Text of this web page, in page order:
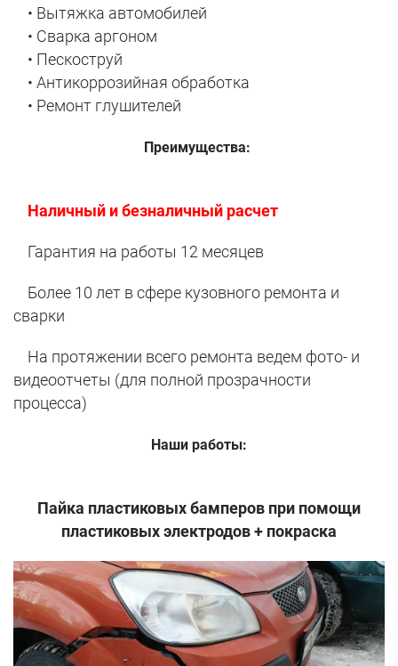
• Вытяжка автомобилей
• Сварка аргоном
• Пескоструй
• Антикоррозийная обработка
• Ремонт глушителей
Преимущества:
Наличный и безналичный расчет
Гарантия на работы 12 месяцев
Более 10 лет в сфере кузовного ремонта и
сварки
На протяжении всего ремонта ведем фото- и
видеоотчеты (для полной прозрачности
процесса)
Наши работы:
Пайка пластиковых бамперов при помощи
пластиковых электродов + покраска